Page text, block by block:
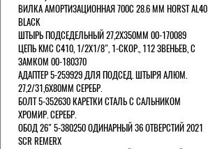
ВИЛКА АМОРТИЗАЦИОННАЯ 700C 28.6 ММ HORST AL40
BLACK
ШТЫРЬ ПОДСЕДЕЛЬНЫЙ 27,2Х350ММ 00-170089
ЦЕПЬ KMC C410, 1/2Х1/8", 1-СКОР., 112 ЗВЕНЬЕВ, С
ЗАМКОМ 00-180370
АДАПТЕР 5-259929 ДЛЯ ПОДСЕД. ШТЫРЯ АЛЮМ.
27,2/31,6Х80ММ СЕРЕБР.
БОЛТ 5-352630 КАРЕТКИ СТАЛЬ С САЛЬНИКОМ
ХРОМИР. СЕРЕБР.
ОБОД 26" 5-380250 ОДИНАРНЫЙ 36 ОТВЕРСТИЙ 2021
SCR REMERX